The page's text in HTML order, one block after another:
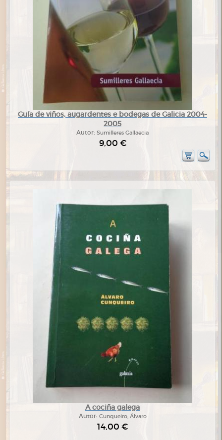
Guía de viños, augardentes e bodegas de Galicia 2004-
2005
Autor: Sumilleres Gallaecia
9,00 €
A cociña galega
Autor: Cunqueiro, Álvaro
14,00 €